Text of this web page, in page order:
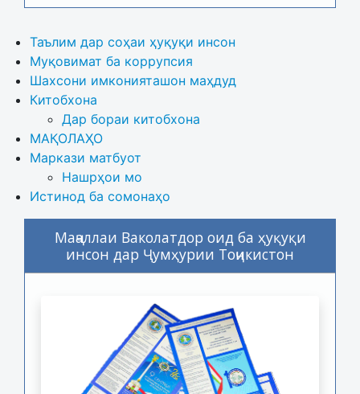
Таълим дар соҳаи ҳуқуқи инсон
Муқовимат ба коррупсия
Шахсони имконияташон маҳдуд
Китобхона
Дар бораи китобхона
МАҚОЛАҲО
Маркази матбуот
Нашрҳои мо
Истинод ба сомонаҳо
Маҷаллаи Ваколатдор оид ба ҳуқуқи
инсон дар Ҷумҳурии Тоҷикистон